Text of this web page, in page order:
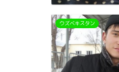
ウズベキスタン